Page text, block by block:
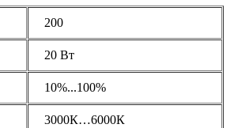
200
20 Вт
10%...100%
3000К…6000К